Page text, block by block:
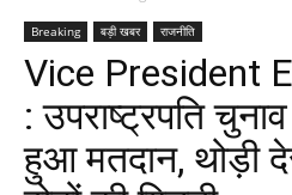
Breaking बड़ी खबर राजनीति
Vice President
: उपराष्ट्रपति
हुआ मतदान, थोड़ी